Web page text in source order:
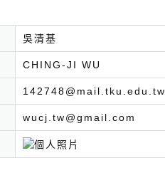
吳清基
CHING-JI WU
142748@mail.tku.edu.tw
wucj.tw@gmail.com